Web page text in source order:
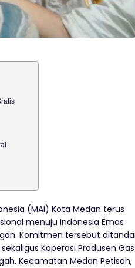
(MAI) Kota Medan terus
menuju Indonesia Emas
Komitmen tersebut ditandai
Koperasi Produsen Gas
Kecamatan Medan Petisah,